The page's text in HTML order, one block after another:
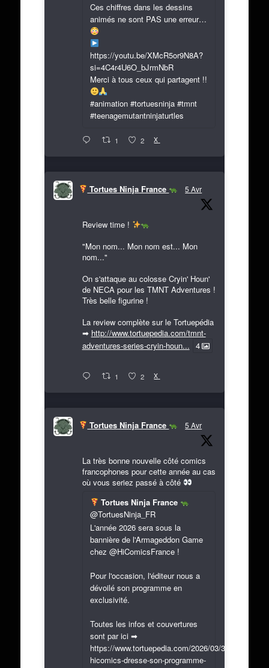
Ces chiffres dans les dessins
animés ne sont PAS une erreur…
https://youtu.be/XMcR5or9N8A?
si=4C4r4U6O_bJrmNbR
Merci à tous ceux qui partagent !!
#animation #tortuesninja #tmnt
#teenagemutantninjaturtles
1 2 X
Tortues Ninja France 5 Avr
Review time !
"Mon nom... Mon nom est... Mon
nom..."
On s'attaque au colosse Cryin' Houn'
de NECA pour les TMNT Adventures !
Très belle figurine !
La review complète sur le Tortuepédia
➡ http://www.tortuepedia.com/tmnt-
adventures-series-cryin-houn... 4
1 2 X
Tortues Ninja France 5 Avr
La très bonne nouvelle côté comics
francophones pour cette année au cas
où vous seriez passé à côté
Tortues Ninja France
@TortuesNinja_FR
L'année 2026 sera sous la
bannière de l'Armageddon Game
chez @HiComicsFrance !
Pour l'occasion, l'éditeur nous a
dévoilé son programme en
exclusivité.
Toutes les infos et couvertures
sont par ici ➡
https://www.tortuepedia.com/2026/03/31/exclusif-
hicomics-dresse-son-programme-